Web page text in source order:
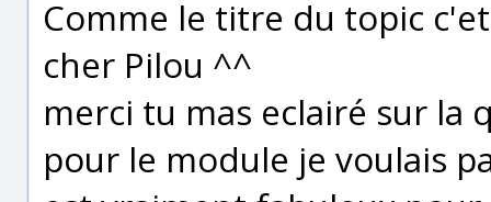
Comme le titre du topic
cher Pilou ^^
merci tu mas eclairé sur la
pour le module je voulais